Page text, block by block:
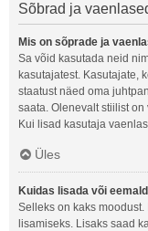
Sõbrad ja
Mis on sõprade ja
Sa võid kasutada neid
kasutajatest. Kasutajate,
staatust näed oma
saata. Olenevalt stiilist
Kui lisad kasutaja
Üles
Kuidas lisada või
Selleks on kaks
lisamiseks. Lisaks saad